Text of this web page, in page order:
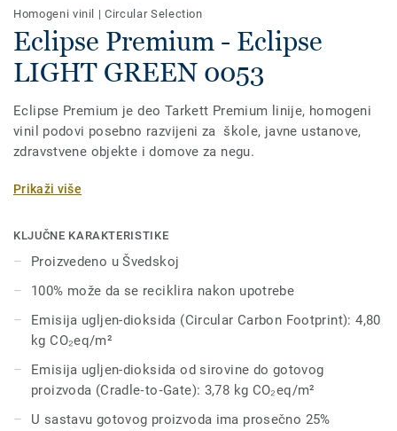
Homogeni vinil |Circular Selection
Eclipse Premium - Eclipse
LIGHT GREEN 0053
Eclipse Premium je deo Tarkett Premium linije, homogeni
vinil podovi posebno razvijeni za škole, javne ustanove,
zdravstvene objekte i domove za negu.
Eclipse Premium je dostupan u 56 boja kroz dve
snažan vizuelni kontrast.
toplih i hladnih neutralnih tonova.
Oba dezena su prožeta šarama koje omogućavaju da vešto
oblikujete atmosferu i funkcionalnost svakog prostora, bez
Prikaži više
KLJUČNE KARAKTERISTIKE
Proizvedeno u Švedskoj
100% može da se reciklira nakon upotrebe
Emisija ugljen-dioksida (Circular Carbon Footprint): 4,80
kg CO₂eq/m²
Emisija ugljen-dioksida od sirovine do gotovog
proizvoda (Cradle‑to‑Gate): 3,78 kg CO₂eq/m²
U sastavu gotovog proizvoda ima prosečno 25%